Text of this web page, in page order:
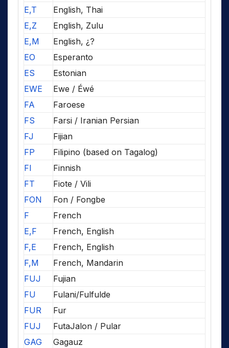
E,T
English, Thai
E,Z
English, Zulu
E,M
English, ¿?
EO
Esperanto
ES
Estonian
EWE
Ewe / Éwé
FA
Faroese
FS
Farsi / Iranian Persian
FJ
Fijian
FP
Filipino (based on Tagalog)
FI
Finnish
FT
Fiote / Vili
FON
Fon / Fongbe
F
French
E,F
French, English
F,E
French, English
F,M
French, Mandarin
FUJ
Fujian
FU
Fulani/Fulfulde
FUR
Fur
FUJ
FutaJalon / Pular
GAG
Gagauz